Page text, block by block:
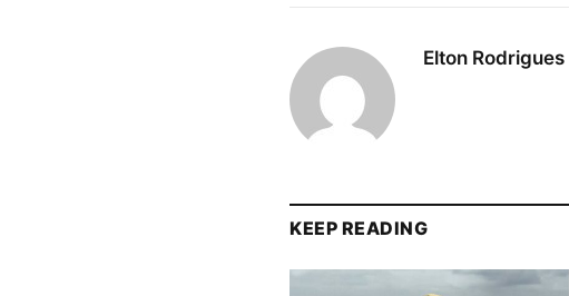
Elton Rodrigues
KEEP READING